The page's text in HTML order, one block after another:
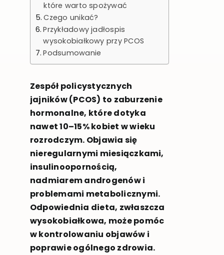
które warto spożywać
Czego unikać?
Przykładowy jadłospis
wysokobiałkowy przy PCOS
Podsumowanie
Zespół policystycznych
jajników (PCOS) to zaburzenie
hormonalne, które dotyka
nawet 10–15% kobiet w wieku
rozrodczym. Objawia się
nieregularnymi miesiączkami,
insulinoopornością,
nadmiarem androgenów i
problemami metabolicznymi.
Odpowiednia dieta, zwłaszcza
wysokobiałkowa, może pomóc
w kontrolowaniu objawów i
poprawie ogólnego zdrowia.